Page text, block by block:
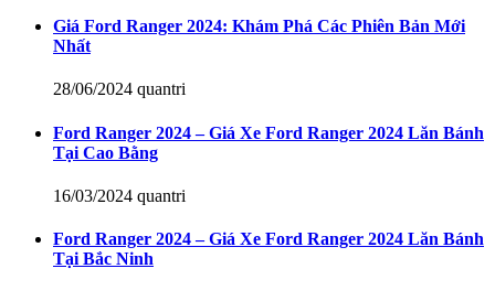
Giá Ford Ranger 2024: Khám Phá Các Phiên Bản Mới
Nhất
28/06/2024 quantri
Ford Ranger 2024 – Giá Xe Ford Ranger 2024 Lăn Bánh
Tại Cao Bằng
16/03/2024 quantri
Ford Ranger 2024 – Giá Xe Ford Ranger 2024 Lăn Bánh
Tại Bắc Ninh